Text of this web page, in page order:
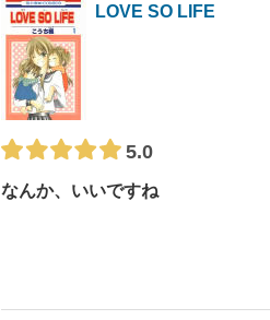
LOVE SO LIFE
5.0
なんか、いいですね